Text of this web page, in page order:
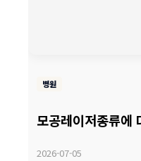
병원
모공레이저종류에
2026-07-05